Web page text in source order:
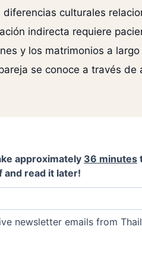
diferencias culturales
indirecta requiere
y los matrimonios a
se conoce a través
approximately 36 minutes
read it later!
newsletter emails from